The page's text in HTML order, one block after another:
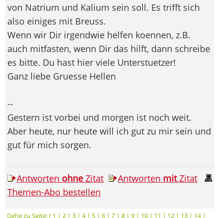
von Natrium und Kalium sein soll. Es trifft sich
also einiges mit Breuss.
Wenn wir Dir irgendwie helfen koennen, z.B.
auch mitfasten, wenn Dir das hilft, dann schreibe
es bitte. Du hast hier viele Unterstuetzer!
Ganz liebe Gruesse Hellen
--
Gestern ist vorbei und morgen ist noch weit.
Aber heute, nur heute will ich gut zu mir sein und
gut für mich sorgen.
Antworten ohne Zitat Antworten mitZitat
Themen-Abo bestellen
Gehe zu Seite: ( 1 | 2 | 3 | 4| 5 | 6 | 7 | 8 | 9 | 10 | 11 | 12 | 13 | 14|